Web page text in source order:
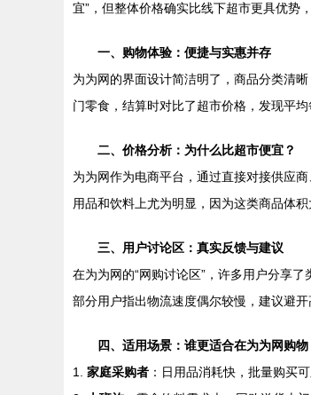
宜”，但整体价格确实比线下超市更具优势
一、购物体验：便捷与实惠并存
为为网的界面设计简洁明了，商品分类清
门零食，结算时对比了超市价格，发现平
二、价格分析：为什么比超市便宜？
为为网作为电商平台，通过直接对接供应
用品和饮料上尤为明显，因为这类商品体
三、用户讨论区：真实反馈与建议
在为为网的“网购讨论区”，许多用户分享
部分用户指出物流速度偶尔较慢，建议避
四、适用场景：谁更适合在为为网购物
1. 家庭采购者 ：日用品消耗快，批量购买